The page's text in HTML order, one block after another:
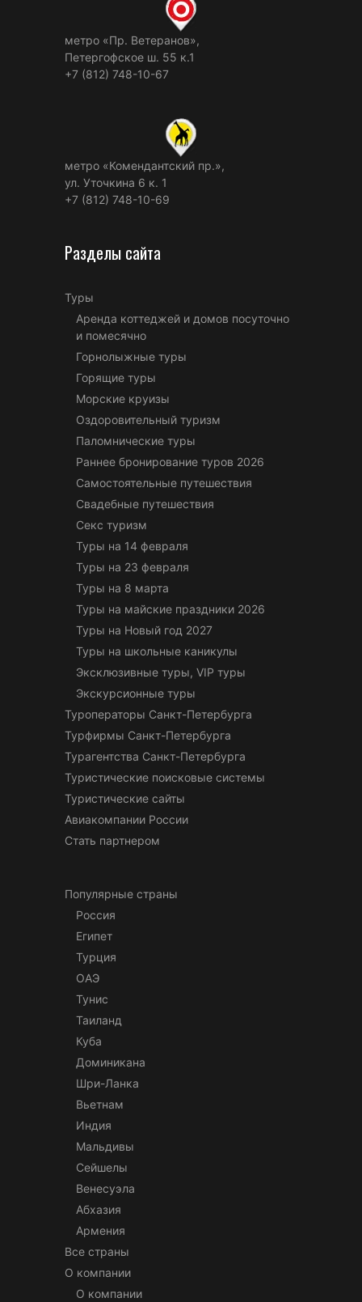
метро «Пр. Ветеранов»,
Петергофское ш. 55 к.1
+7 (812) 748-10-67
метро «Комендантский пр.»,
ул. Уточкина 6 к. 1
+7 (812) 748-10-69
Разделы сайта
Туры
Аренда коттеджей и домов посуточно
и помесячно
Горнолыжные туры
Горящие туры
Морские круизы
Оздоровительный туризм
Паломнические туры
Раннее бронирование туров 2026
Самостоятельные путешествия
Свадебные путешествия
Секс туризм
Туры на 14 февраля
Туры на 23 февраля
Туры на 8 марта
Туры на майские праздники 2026
Туры на Новый год 2027
Туры на школьные каникулы
Эксклюзивные туры, VIP туры
Экскурсионные туры
Туроператоры Санкт-Петербурга
Турфирмы Санкт-Петербурга
Турагентства Санкт-Петербурга
Туристические поисковые системы
Туристические сайты
Авиакомпании России
Стать партнером
Популярные страны
Россия
Египет
Турция
ОАЭ
Тунис
Таиланд
Куба
Доминикана
Шри-Ланка
Вьетнам
Индия
Мальдивы
Сейшелы
Венесуэла
Абхазия
Армения
Все страны
О компании
О компании